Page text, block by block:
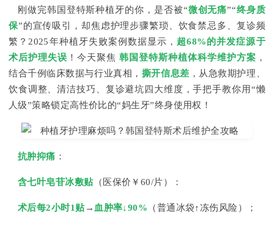
刚做完韩国登特斯种植牙的你，是否被“微创无痛”“终身质
保”的宣传吸引，却焦虑护理步骤繁琐、饮食禁忌多、复诊频
繁？2025年种植牙失败案例数据显示， 超68%的并发症源于
术后护理失误 ！今天聚焦 韩国登特斯种植体科学维护方案 ，
结合千例临床数据与行业真相， 撕开信息差 ，从急救期护理、
饮食调整、清洁技巧、复诊避坑四大维度，手把手教你用“懒
人级”策略锁定高性价比的“妈生牙”终身使用权！
抗肿抑痛 ：
含七叶皂苷冰敷贴（医保价￥60/片）：
术后每2小时1贴→血肿率↓90% （普通冰袋↑冻伤风险）；